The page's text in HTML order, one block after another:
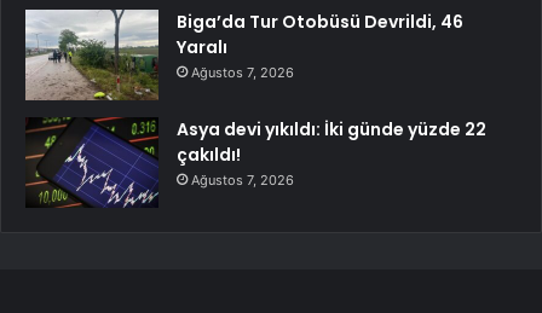
Biga’da Tur Otobüsü Devrildi, 46
Yaralı
Ağustos 7, 2026
Asya devi yıkıldı: İki günde yüzde 22
çakıldı!
Ağustos 7, 2026